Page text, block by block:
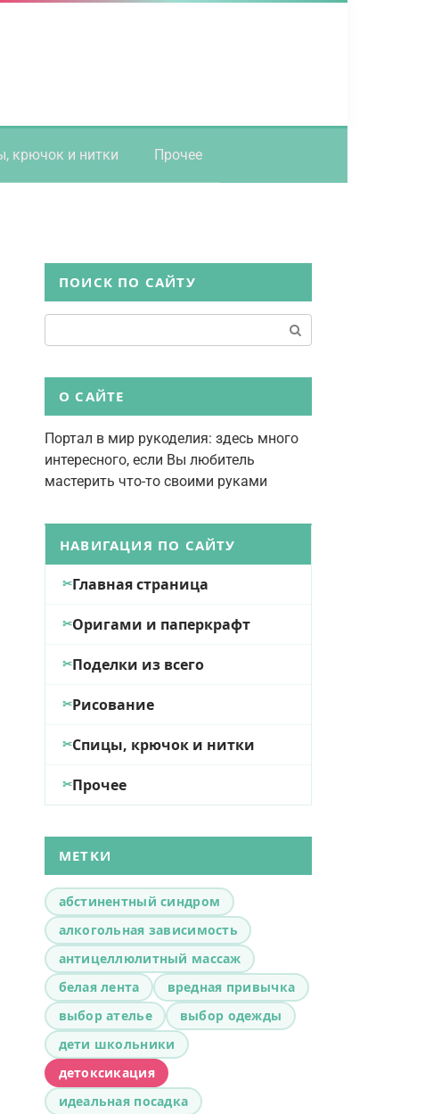
крючок и нитки Прочее
ПОИСК ПО САЙТУ
О САЙТЕ
Портал в мир рукоделия: здесь много
интересного, если Вы любитель
мастерить что-то своими руками
НАВИГАЦИЯ ПО САЙТУ
Главная страница
Оригами и паперкрафт
Поделки из всего
Рисование
Спицы, крючок и нитки
Прочее
МЕТКИ
абстинентный синдром
алкогольная зависимость
антицеллюлитный массаж
белая лента
вредная привычка
выбор ателье
выбор одежды
дети школьники
детоксикация
идеальная посадка